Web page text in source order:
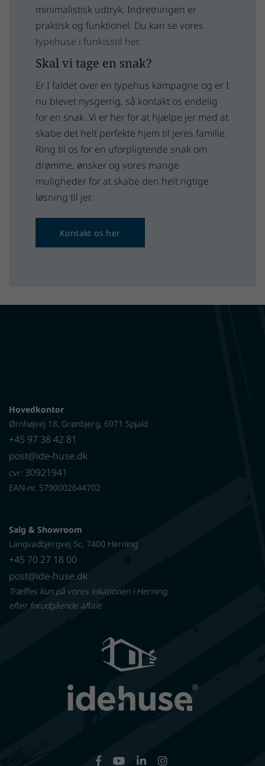
minimalistisk udtryk. Indretningen er
praktisk og funktionel. Du kan se vores
typehuse i funkisstil her.
Skal vi tage en snak?
Er I faldet over en typehus kampagne og er I
nu blevet nysgerrig, så kontakt os endelig
for en snak. Vi er her for at hjælpe jer med at
skabe det helt perfekte hjem til jeres familie.
Ring til os for en uforpligtende snak om
drømme, ønsker og vores mange
muligheder for at skabe den helt rigtige
løsning til jer.
Kontakt os her
Hovedkontor
Ørnhøjvej 18, Grønbjerg, 6971 Spjald
+45 97 38 42 81
post@ide-huse.dk
cvr: 30921941
EAN-nr. 5790002644702
Salg & Showroom
Langvadbjergvej 5c, 7400 Herning
+45 70 27 18 00
post@ide-huse.dk
Træffes kun på vores lokationen i Herning,
efter forudgående aftale